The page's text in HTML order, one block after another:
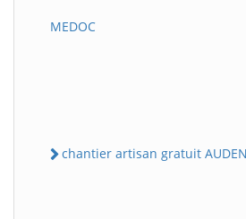
MEDOC
chantier artisan gratuit